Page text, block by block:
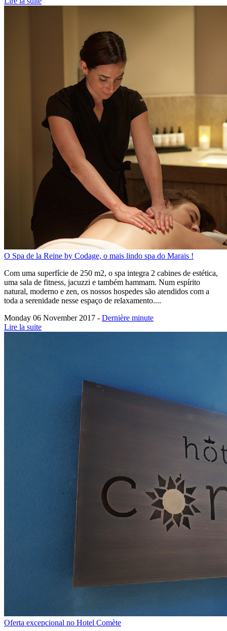
O Spa de la Reine by Codage, o mais lindo spa do Marais !
Com uma superfície de 250 m2, o spa integra 2 cabines de estética,
uma sala de fitness, jacuzzi e também hammam. Num espírito
natural, moderno e zen, os nossos hospedes são atendidos com a
toda a serenidade nesse espaço de relaxamento....
Monday 06 November 2017 - Dernière minute
Lire la suite
Oferta excepcional no Hotel Comète